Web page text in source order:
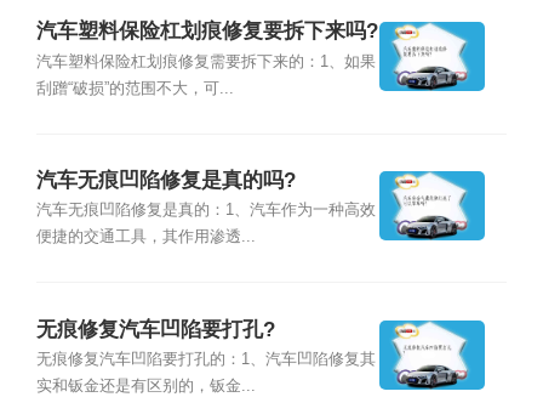
汽车塑料保险杠划痕修复要拆下来吗?
汽车塑料保险杠划痕修复需要拆下来的：1、如果
刮蹭“破损”的范围不大，可...
汽车无痕凹陷修复是真的吗?
汽车无痕凹陷修复是真的：1、汽车作为一种高效
便捷的交通工具，其作用渗透...
无痕修复汽车凹陷要打孔?
无痕修复汽车凹陷要打孔的：1、汽车凹陷修复其
实和钣金还是有区别的，钣金...